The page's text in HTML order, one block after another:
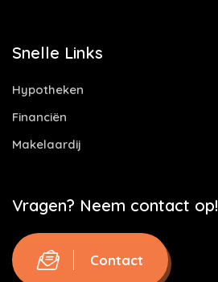
Snelle Links
Hypotheken
Financiën
Makelaardij
Vragen? Neem contact op!
Contact